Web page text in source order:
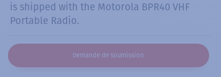
is shipped with the Motorola BPR40 VHF
Portable Radio.
Demande de soumission